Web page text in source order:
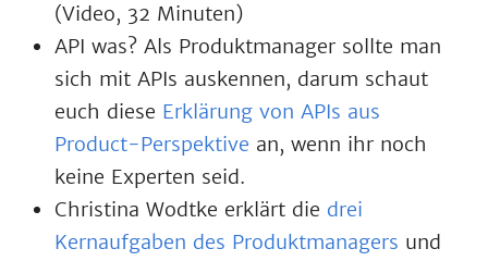
(Video, 32 Minuten)
API was? Als Produktmanager sollte man
sich mit APIs auskennen, darum schaut
euch diese Erklärung von APIs aus
Product-Perspektive an, wenn ihr noch
keine Experten seid.
Christina Wodtke erklärt die drei
Kernaufgaben des Produktmanagers und